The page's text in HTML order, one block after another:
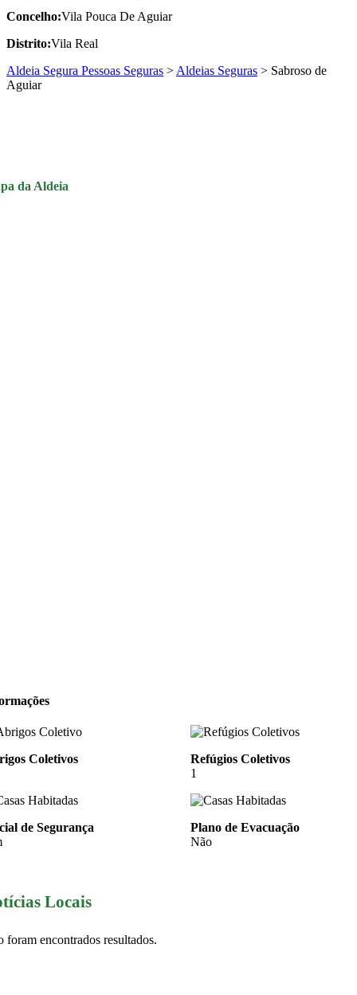
Concelho:Vila Pouca De Aguiar
Distrito:Vila Real
Aldeia Segura Pessoas Seguras > Aldeias Seguras > Sabroso de
Aguiar
da Aldeia
Coletivos
Refúgios Coletivos
1
de Segurança
Plano de Evacuação
Não
Locais
foram encontrados resultados.